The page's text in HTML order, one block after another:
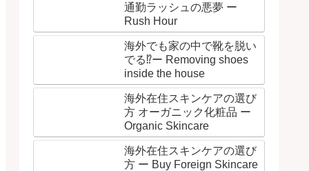
通勤ラッシュの悪夢 ー
Rush Hour
海外でも家の中で靴を脱い
でる⁉ー Removing shoes
inside the house
海外在住スキンケアの選び
方 オーガニック化粧品 ー
Organic Skincare
海外在住スキンケアの選び
方 ー Buy Foreign Skincare